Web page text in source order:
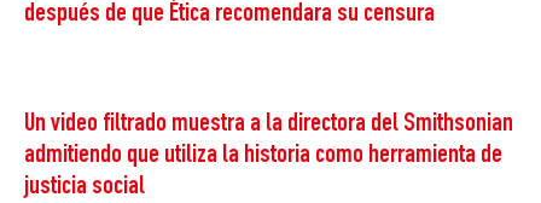
después de que Ética recomendara su censura
Un video filtrado muestra a la directora del Smithsonian
admitiendo que utiliza la historia como herramienta de
justicia social